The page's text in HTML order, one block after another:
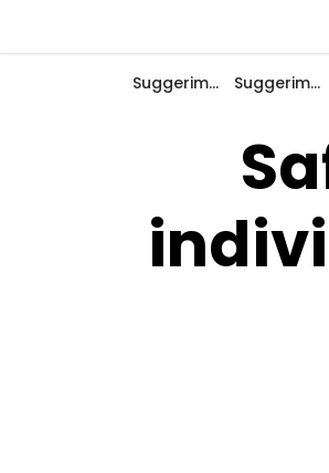
Suggerimenti e ispirazione Suggerimenti e ispirazioni